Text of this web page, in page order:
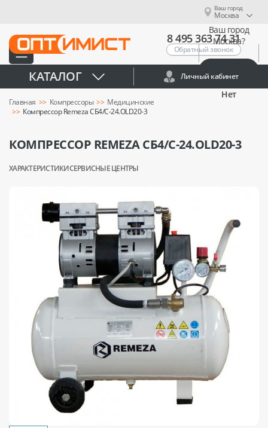
Ваш город
Москва
Ваш город
Москва?
Нет
8 495 363 74 31
Обратный звонок
КАТАЛОГ Личный кабинет
Главная Компрессоры
Медицинские
Компрессор Remeza СБ4/С-24.OLD20-3
КОМПРЕССОР REMEZA СБ4/С-24.OLD20-3
ХАРАКТЕРИСТИКИСЕРВИСНЫЕ ЦЕНТРЫ